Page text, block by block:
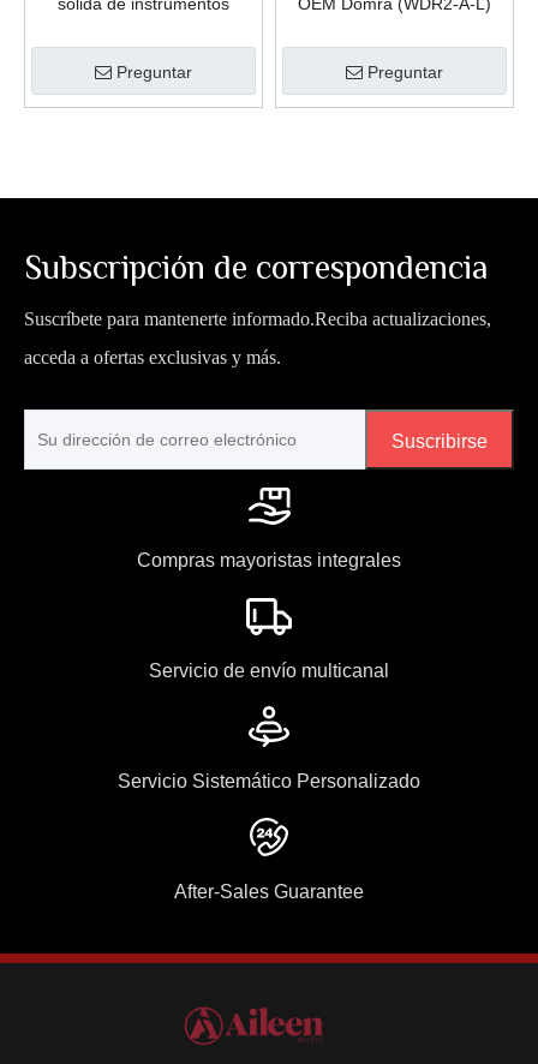
mayor (WBL2-A-H)
Preguntar
Preguntar
Subscripción de correspondencia
Suscríbete para mantenerte informado.Reciba actualizaciones,
acceda a ofertas exclusivas y más.
Suscribirse
Compras mayoristas integrales
Servicio de envío multicanal
Servicio Sistemático Personalizado
After-Sales Guarantee